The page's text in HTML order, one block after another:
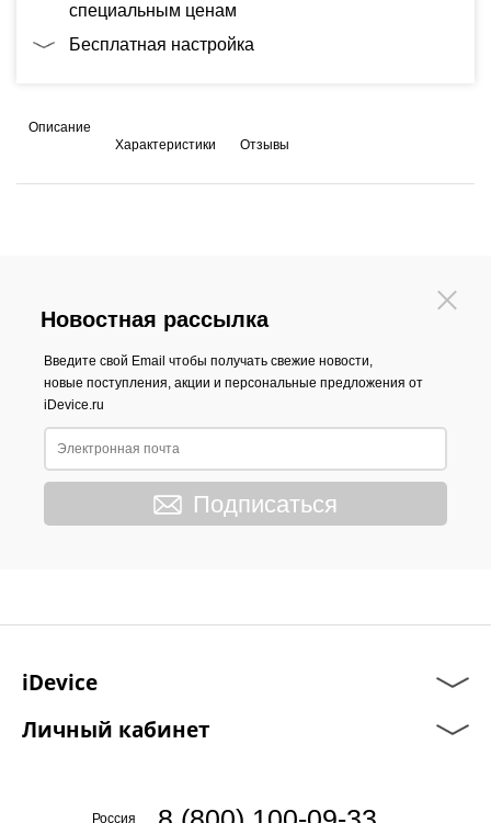
специальным ценам
Бесплатная настройка
Описание
Характеристики
Отзывы
Новостная рассылка
Введите свой Email чтобы получать свежие новости,
новые поступления, акции и персональные предложения от
iDevice.ru
Подписаться
iDevice
Личный кабинет
Россия